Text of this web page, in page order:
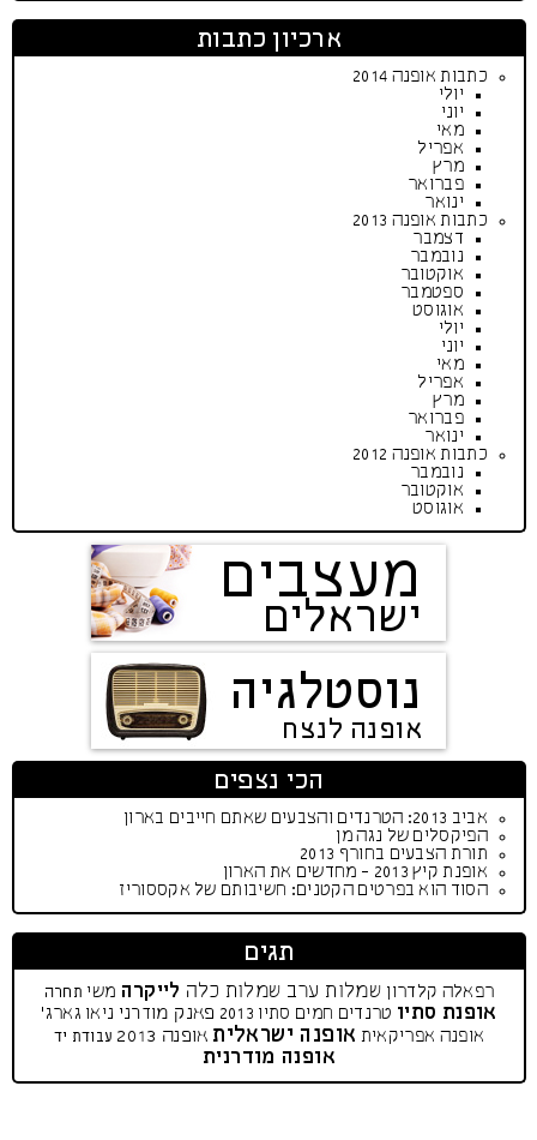
ארכיון כתבות
כתבות אופנה 2014
יולי
יוני
מאי
אפריל
מרץ
פברואר
ינואר
כתבות אופנה 2013
דצמבר
נובמבר
אוקטובר
ספטמבר
אוגוסט
יולי
יוני
מאי
אפריל
מרץ
פברואר
ינואר
כתבות אופנה 2012
נובמבר
אוקטובר
אוגוסט
מעצבים
ישראלים
נוסטלגיה
אופנה לנצח
הכי נצפים
אביב 2013: הטרנדים והצבעים שאתם חייבים בארון
הפיקסלים של נגה מן
תורת הצבעים בחורף 2013
אופנת קיץ 2013 - מחדשים את הארון
הסוד הוא בפרטים הקטנים: חשיבותם של אקססוריז
תגים
רפאלה קלדרון שמלות ערב שמלות כלה לייקרה משי תחרה
אופנת סתיו טרנדים חמים סתיו 2013 פאנק מודרני ניאו גארג'
אופנה אפריקאית אופנה ישראלית אופנה 2013 עבודת יד
אופנה מודרנית